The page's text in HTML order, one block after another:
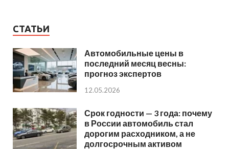
СТАТЬИ
Автомобильные цены в
последний месяц весны:
прогноз экспертов
12.05.2026
Срок годности — 3 года: почему
в России автомобиль стал
дорогим расходником, а не
долгосрочным активом